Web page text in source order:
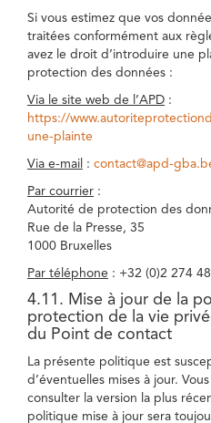
Si vous estimez que vos
traitées conformément aux
avez le droit d’introduire une
protection des données :
Via le site web de l’APD :
https://
une-plainte
Via e-mail : contact@apd-
Par courrier :
Autorité de protection des
Rue de la Presse, 35
1000 Bruxelles
Par téléphone : +32 (0)2 274
4.11. Mise à jour de la
protection de la vie
du Point de contact
La présente politique est
d’éventuelles mises à jour.
consulter la version la plus
politique mise à jour sera